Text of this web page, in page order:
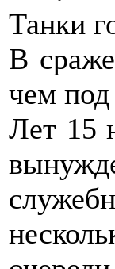
Танки
В
чем
Лет 15